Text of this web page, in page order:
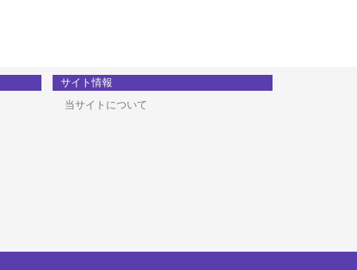
サイト情報
当サイトについて